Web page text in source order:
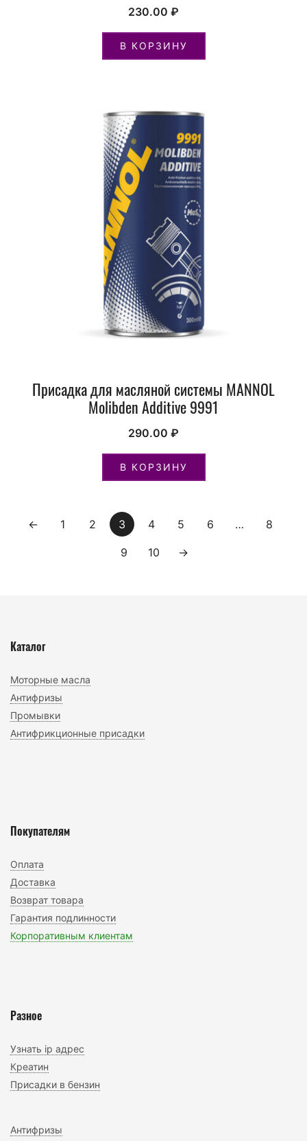
230.00 ₽
В КОРЗИНУ
Присадка для масляной системы MANNOL
Molibden Additive 9991
290.00 ₽
В КОРЗИНУ
← 1 2 3 4 5 6 … 8
9 10 →
Каталог
Моторные масла
Антифризы
Промывки
Антифрикционные присадки
Покупателям
Оплата
Доставка
Возврат товара
Гарантия подлинности
Корпоративным клиентам
Разное
Узнать ip адрес
Креатин
Присадки в бензин
Антифризы